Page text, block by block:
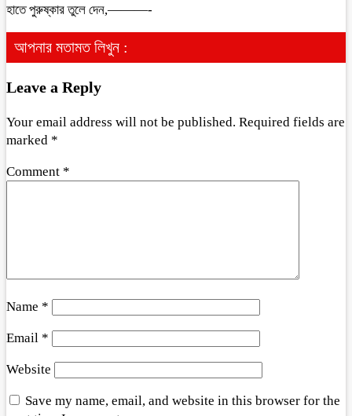
হাতে পুরুষ্কার তুলে দেন,———-
আপনার মতামত লিখুন :
Leave a Reply
Your email address will not be published. Required fields are
marked *
Comment *
Name *
Email *
Website
Save my name, email, and website in this browser for the